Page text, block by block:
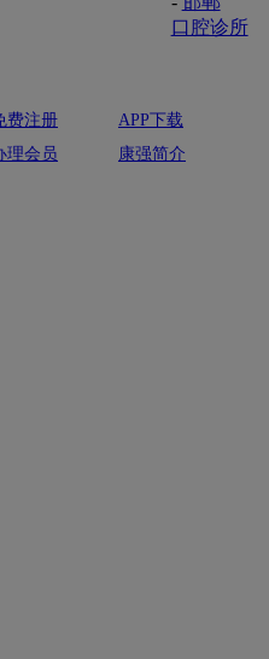
口腔诊所
费注册
APP下载
理会员 康强简介